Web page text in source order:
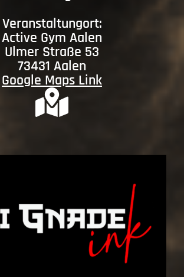
Veranstaltungort:
Active Gym Aalen
Ulmer Straße 53
73431 Aalen
Google Maps Link